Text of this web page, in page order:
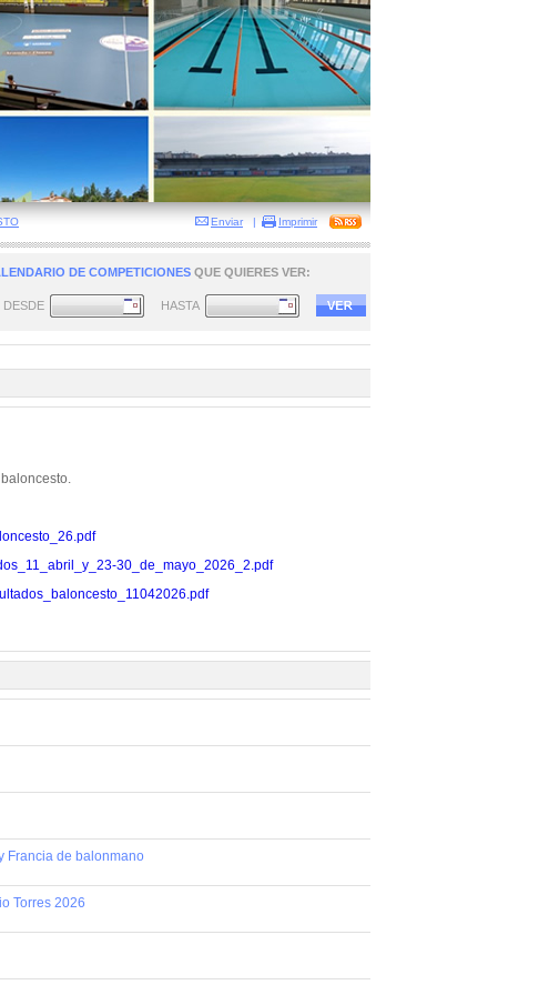
Enviar | Imprimir
DE COMPETICIONES QUE QUIERES VER:
DESDE HASTA
30_de_mayo_2026_2.pdf
Francia de balonmano
Torres 2026